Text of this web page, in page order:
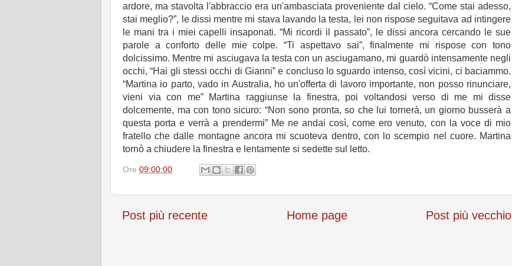
ardore, ma stavolta l'abbraccio era un'ambasciata proveniente dal cielo. “Come stai adesso,
stai meglio?”, le dissi mentre mi stava lavando la testa, lei non rispose seguitava ad intingere
le mani tra i miei capelli insaponati. “Mi ricordi il passato”, le dissi ancora cercando le sue
parole a conforto delle mie colpe. “Ti aspettavo sai”, finalmente mi rispose con tono
dolcissimo. Mentre mi asciugava la testa con un asciugamano, mi guardò intensamente negli
occhi, “Hai gli stessi occhi di Gianni” e concluso lo sguardo intenso, così vicini, ci baciammo.
“Martina io parto, vado in Australia, ho un'offerta di lavoro importante, non posso rinunciare,
vieni via con me” Martina raggiunse la finestra, poi voltandosi verso di me mi disse
dolcemente, ma con tono sicuro: “Non sono pronta, so che lui tornerà, un giorno busserà a
questa porta e verrà a prendermi” Me ne andai così, come ero venuto, con la voce di mio
fratello che dalle montagne ancora mi scuoteva dentro, con lo scempio nel cuore. Martina
tornò a chiudere la finestra e lentamente si sedette sul letto.
Ore 09:00:00
Post più recente Post più vecchio
Home page